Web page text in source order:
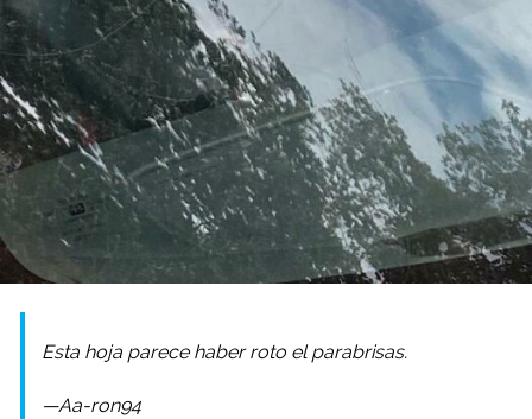
Esta hoja parece haber roto el parabrisas.
—Aa-ron94